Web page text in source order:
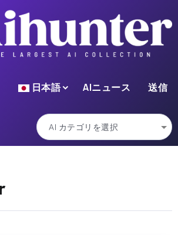
日本語 AIニュース 送信